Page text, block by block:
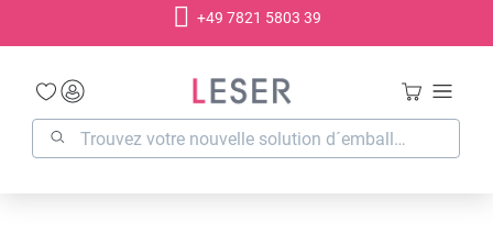
+49 7821 5803 39